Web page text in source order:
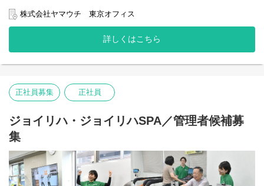
ョン』にて、
管理者として店舗の管理業務、ヘルパーへの指導・育成、
利用者様への訪問介護など、店舗運営業務全般を担当いただきま
現場のリーダーとなる重要なポジションです。
・訪問介護計画書の作成、モニタリング
・ヘルパースタッフへの指導、育成、管理、同行訪問
・利用者様への訪問介護業務（全体の2～3割）
・その他店舗運営業務 など
株式会社ヤマウチ 東京オフィス
詳しくはこちら
正社員募集 正社員
ジョイリハ・ジョイリハSPA／管理者候補募
集